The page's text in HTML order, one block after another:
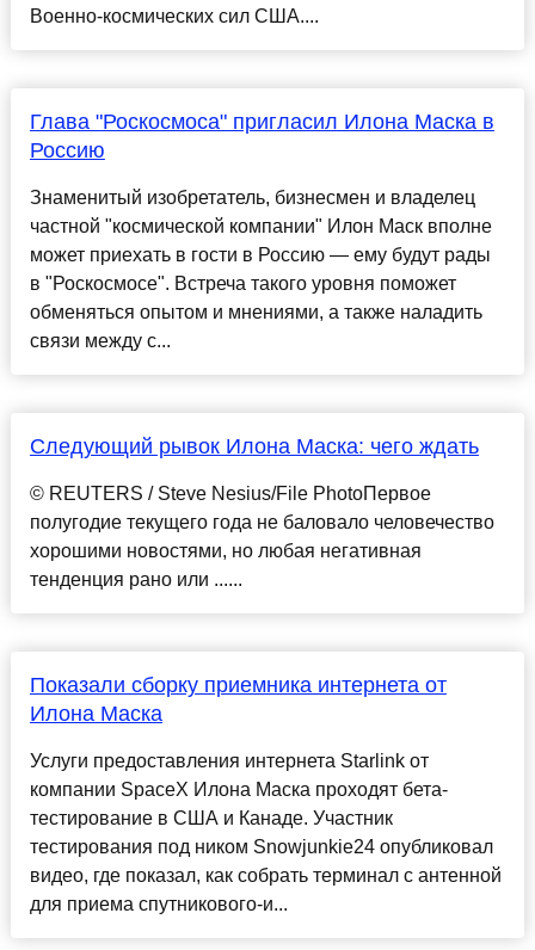
Военно-космических сил США....
Глава "Роскосмоса" пригласил Илона Маска в
Россию
Знаменитый изобретатель, бизнесмен и владелец
частной "космической компании" Илон Маск вполне
может приехать в гости в Россию — ему будут рады
в "Роскосмосе". Встреча такого уровня поможет
обменяться опытом и мнениями, а также наладить
связи между с...
Следующий рывок Илона Маска: чего ждать
© REUTERS / Steve Nesius/File PhotoПервое
полугодие текущего года не баловало человечество
хорошими новостями, но любая негативная
тенденция рано или ......
Показали сборку приемника интернета от
Илона Маска
Услуги предоставления интернета Starlink от
компании SpaceX Илона Маска проходят бета-
тестирование в США и Канаде. Участник
тестирования под ником Snowjunkie24 опубликовал
видео, где показал, как собрать терминал с антенной
для приема спутникового-и...